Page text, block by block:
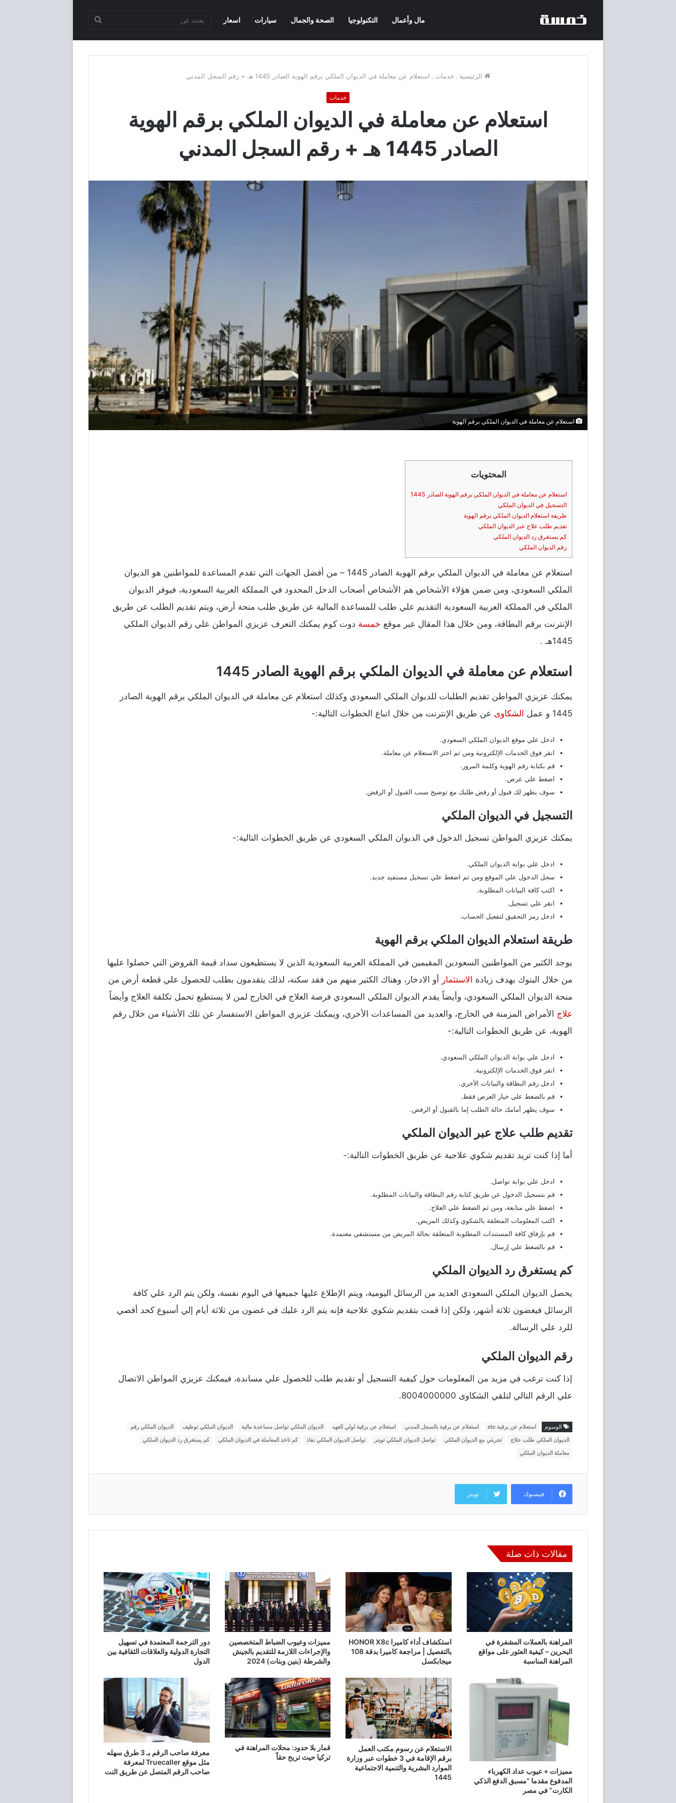
مال وأعمال التكنولوجيا الصحة والجمال سيارات اسعار
الرئيسية . خدمات . استعلام عن معاملة في الديوان الملكي برقم الهوية الصادر 1445 هـ + رقم السجل المدني
خدمات
استعلام عن معاملة في الديوان الملكي برقم الهوية
الصادر 1445 هـ + رقم السجل المدني
استعلام عن معاملة في الديوان الملكي برقم الهوية
المحتويات
استعلام عن معاملة في الديوان الملكي برقم الهوية الصادر 1445
التسجيل في الديوان الملكي
طريقة استعلام الديوان الملكي برقم الهوية
تقديم طلب علاج عبر الديوان الملكي
كم يستغرق رد الديوان الملكي
رقم الديوان الملكي
استعلام عن معاملة في الديوان الملكي برقم الهوية الصادر 1445 – من أفضل الجهات التي تقدم المساعدة للمواطنين هو الديوان
الملكي السعودي، ومن ضمن هؤلاء الأشخاص هم الأشخاص أصحاب الدخل المحدود في المملكة العربية السعودية، فيوفر الديوان
الملكي في المملكة العربية السعودية التقديم علي طلب للمساعدة المالية عن طريق طلب منحة أرض، ويتم تقديم الطلب عن طريق
الإنترنت برقم البطاقة، ومن خلال هذا المقال عبر موقع خمسة دوت كوم يمكنك التعرف عزيزي المواطن علي رقم الديوان الملكي
1445هـ .
استعلام عن معاملة في الديوان الملكي برقم الهوية الصادر 1445
يمكنك عزيزي المواطن تقديم الطلبات للديوان الملكي السعودي وكذلك استعلام عن معاملة في الديوان الملكي برقم الهوية الصادر
1445 و عمل
الشكاوى عن طريق الإنترنت من خلال اتباع الخطوات التالية:-
ادخل علي موقع الديوان الملكي السعودي.
انقر فوق الخدمات الإلكترونية ومن ثم اختر الاستعلام عن معاملة.
قم بكتابة رقم الهوية وكلمة المرور.
اضغط علي عرض.
سوف يظهر لك قبول أو رفض طلبك مع توضيح سبب القبول أو الرفض.
التسجيل في الديوان الملكي
يمكنك عزيزي المواطن تسجيل الدخول في الديوان الملكي السعودي عن طريق الخطوات التالية:-
ادخل علي بوابة الديوان الملكي.
سجل الدخول علي الموقع ومن ثم اضغط علي تسجيل مستفيد جديد.
اكتب كافة البيانات المطلوبة.
انقر علي تسجيل.
ادخل رمز التحقيق لتفعيل الحساب.
طريقة استعلام الديوان الملكي برقم الهوية
يوجد الكثير من المواطنين السعودين المقيمين في المملكة العربية السعودية الذين لا يستطيعون سداد قيمة القروض التي حصلوا عليها
من خلال البنوك بهدف زيادة الاستثمار أو الادخار، وهناك الكثير منهم من فقد سكنه، لذلك يتقدمون بطلب للحصول علي قطعة أرض من
منحة الديوان الملكي السعودي، وأيضاً يقدم الديوان الملكي السعودي فرصة العلاج في الخارج لمن لا يستطيع تحمل تكلفة العلاج وأيضاً
علاج الأمراض المزمنة في الخارج، والعديد من المساعدات الأخري، ويمكنك عزيزي المواطن الاستفسار عن تلك الأشياء من خلال رقم
الهوية، عن طريق الخطوات التالية:-
ادخل علي بوابة الديوان الملكي السعودي.
انقر فوق الخدمات الإلكترونية.
ادخل رقم البطاقة والبيانات الأخري.
قم بالضغط علي خيار العرض فقط.
سوف يظهر أمامك حالة الطلب إما بالقبول أو الرفض.
تقديم طلب علاج عبر الديوان الملكي
أما إذا كنت تريد تقديم شكوي علاجية عن طريق الخطوات التالية:-
ادخل علي بوابة تواصل.
قم بتسجيل الدخول عن طريق كتابة رقم البطاقة والبيانات المطلوبة.
اضغط علي متابعة، ومن ثم الضغط علي العلاج.
اكتب المعلومات المتعلقة بالشكوي وكذلك المريض.
قم بإرفاق كافة المستندات المطلوبة المتعلقة بحالة المريض من مستشفي معتمدة.
قم بالضغط علي إرسال.
كم يستغرق رد الديوان الملكي
يحصل الديوان الملكي السعودي العديد من الرسائل اليومية، ويتم الإطلاع عليها جميعها في اليوم نفسة، ولكن يتم الرد علي كافة
الرسائل فيغضون ثلاثة أشهر، ولكن إذا قمت بتقديم شكوي علاجية فإنه يتم الرد عليك في غضون من ثلاثة أيام إلي أسبوع كحد أقصي
للرد علي الرسالة.
رقم الديوان الملكي
إذا كنت ترغب في مزيد من المعلومات حول كيفية التسجيل أو تقديم طلب للحصول علي مساندة، فيمكنك عزيزي المواطن الاتصال
علي الرقم التالي لتلقي الشكاوى 8004000000.
الوسوم استعلام عن برقية stc استعلام عن برقية بالسجل المدني استعلام عن برقية لولي العهد الديوان الملكي تواصل مساعدة مالية الديوان الملكي توظيف
الديوان الملكي رقم
الديوان الملكي طلب علاج
تجربتي مع الديوان الملكي تواصل الديوان الملكي تويتر تواصل الديوان الملكي نفاذ كم تاخذ المعاملة في الديوان الملكي
كم يستغرق رد الديوان الملكي
معاملة الديوان الملكي
فيسبوك تويتر
مقالات ذات صلة
المراهنة بالعملات المشفرة في
البحرين – كيفية العثور على مواقع
المراهنة المناسبة
استكشاف أداء كاميرا HONOR X8c
بالتفصيل | مراجعة كاميرا بدقة 108
ميجابكسل
مميزات وعيوب الضباط المتخصصين
والإجراءات اللازمة للتقديم بالجيش
والشرطة (بنين وبنات) 2024
دور الترجمة المعتمدة في تسهيل
التجارة الدولية والعلاقات الثقافية بين
الدول
​مميزات + عيوب عداد الكهرباء
المدفوع مقدما “مسبق الدفع الذكي
الكارت” في مصر
الاستعلام عن رسوم مكتب العمل
برقم الإقامة في 3 خطوات عبر وزارة
الموارد البشرية والتنمية الاجتماعية
1445
قمار بلا حدود: محلات المراهنة في
تركيا حيث تربح حقاً
معرفة صاحب الرقم بـ 3 طرق سهله
مثل موقع Truecaller لمعرفة
صاحب الرقم المتصل عن طريق النت